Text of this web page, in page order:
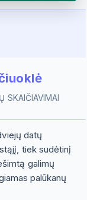
SKAIČIAVIMAI
datų
tiek sudėtinį
galimų
palūkanų